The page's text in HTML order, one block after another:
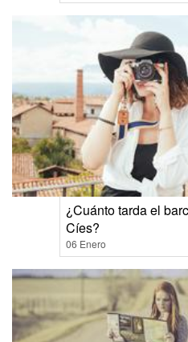
¿Cuánto tarda el
Cíes?
06 Enero